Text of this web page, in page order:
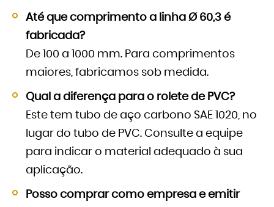
Até que comprimento a linha Ø 60,3 é
fabricada?
De 100 a 1000 mm. Para comprimentos
maiores, fabricamos sob medida.
Qual a diferença para o rolete de PVC?
Este tem tubo de aço carbono SAE 1020, no
lugar do tubo de PVC. Consulte a equipe
para indicar o material adequado à sua
aplicação.
Posso comprar como empresa e emitir